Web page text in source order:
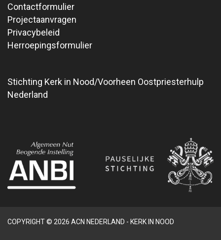
Contactformulier
Projectaanvragen
Privacybeleid
Herroepingsformulier
Stichting Kerk in Nood/Voorheen Oostpriesterhulp
Nederland
COPYRIGHT © 2026 ACN NEDERLAND - KERK IN NOOD